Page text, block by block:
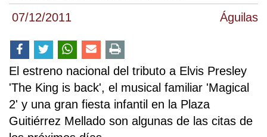
07/12/2011 Águilas
El estreno nacional del tributo a Elvis Presley
'The King is back', el musical familiar 'Magical
2' y una gran fiesta infantil en la Plaza
Guitiérrez Mellado son algunas de las citas de